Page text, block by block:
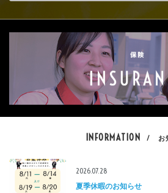
INFORMATION / お
2026.07.28
夏季休暇のお知らせ